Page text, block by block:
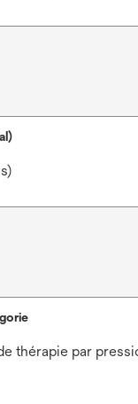
thérapie par